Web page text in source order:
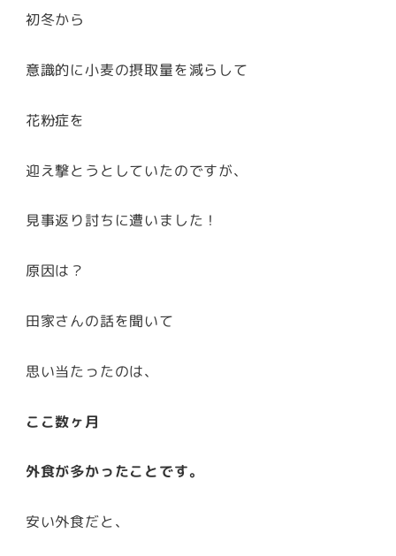
初冬から
意識的に小麦の摂取量を減らして
花粉症を
迎え撃とうとしていたのですが、
見事返り討ちに遭いました！
原因は？
田家さんの話を聞いて
思い当たったのは、
ここ数ヶ月
外食が多かったことです。
安い外食だと、